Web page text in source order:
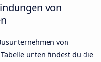
von
von
unten findest du die